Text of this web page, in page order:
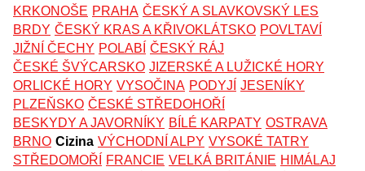
KRKONOŠE PRAHA ČESKÝ A SLAVKOVSKÝ LES
BRDY ČESKÝ KRAS A KŘIVOKLÁTSKO POVLTAVÍ
JIŽNÍ ČECHY POLABÍ ČESKÝ RÁJ
ČESKÉ ŠVÝCARSKO JIZERSKÉ A LUŽICKÉ HORY
ORLICKÉ HORY VYSOČINA PODYJÍ JESENÍKY
PLZEŇSKO ČESKÉ STŘEDOHOŘÍ
BESKYDY A JAVORNÍKY BÍLÉ KARPATY OSTRAVA
BRNO Cizina VÝCHODNÍ ALPY VYSOKÉ TATRY
STŘEDOMOŘÍ
FRANCIE VELKÁ BRITÁNIE HIMÁLAJ